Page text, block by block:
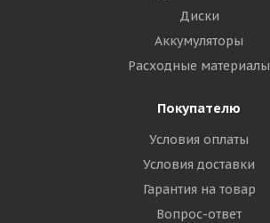
Диски
Аккумуляторы
Расходные материалы
Покупателю
Условия оплаты
Условия доставки
Гарантия на товар
Вопрос-ответ